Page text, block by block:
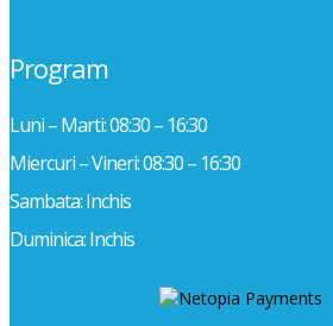
Program
Luni – Marti: 08:30 – 16:30
Miercuri – Vineri: 08:30 – 16:30
Sambata: Inchis
Duminica: Inchis